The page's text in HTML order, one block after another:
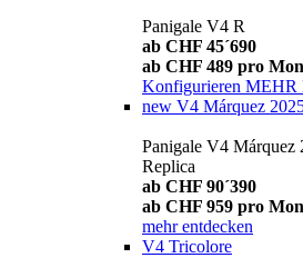
Panigale V4 R
ab CHF 45´690
ab CHF 489 pro
Konfigurieren MEHR
new V4 Márquez
Panigale V4 Márquez
Replica
ab CHF 90´390
ab CHF 959 pro
mehr entdecken
V4 Tricolore